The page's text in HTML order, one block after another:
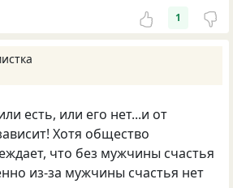
1
есть, или его нет...и от
Хотя общество
что без мужчины счастья
из-за мужчины счастья нет